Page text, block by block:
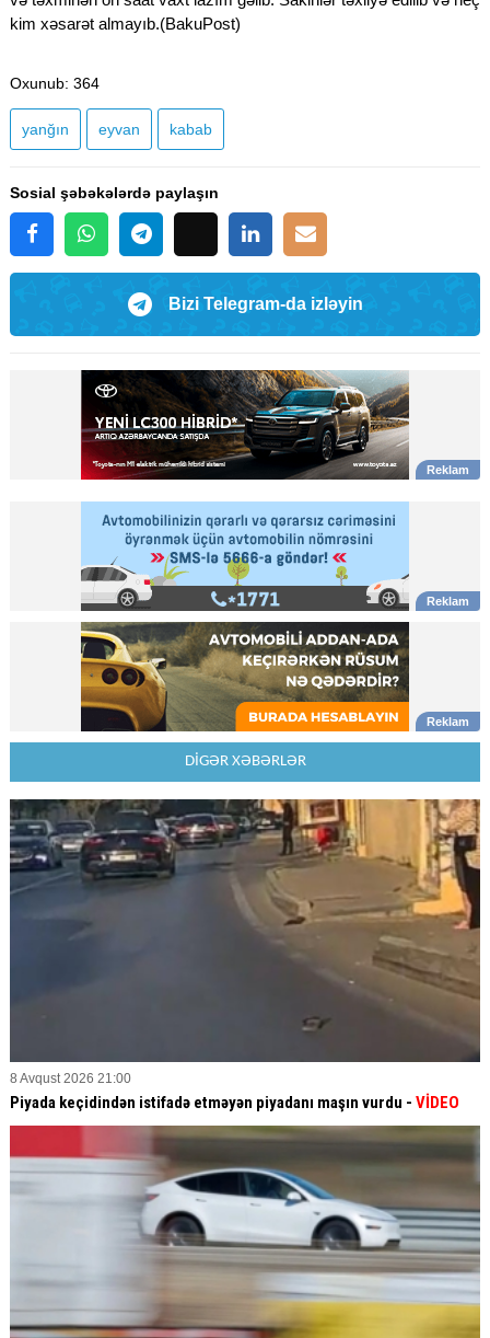
kim xəsarət almayıb.(BakuPost)
Oxunub: 364
yanğın eyvan kabab
Sosial şəbəkələrdə paylaşın
Bizi Telegram-da izləyin
DİGƏR XƏBƏRLƏR
8 Avqust 2026 21:00
Piyada keçidindən istifadə etməyən piyadanı maşın vurdu - VİDEO